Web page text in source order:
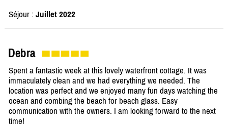
Séjour : Juillet 2022
Debra
Spent a fantastic week at this lovely waterfront cottage. It was
immaculately clean and we had everything we needed. The
location was perfect and we enjoyed many fun days watching the
ocean and combing the beach for beach glass. Easy
communication with the owners. I am looking forward to the next
time!